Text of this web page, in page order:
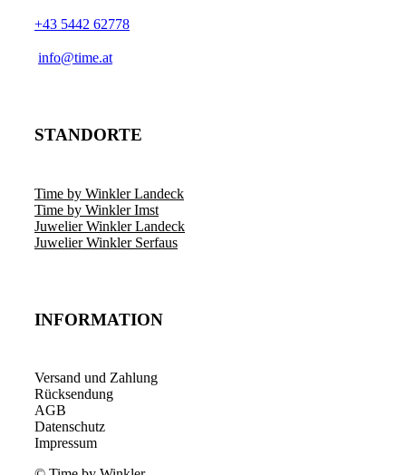
+43 5442 62778
info@time.at
STANDORTE
Time by Winkler Landeck
Time by Winkler Imst
Juwelier Winkler Landeck
Juwelier Winkler Serfaus
INFORMATION
Versand und Zahlung
Rücksendung
AGB
Datenschutz
Impressum